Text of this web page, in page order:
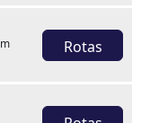
Rotas